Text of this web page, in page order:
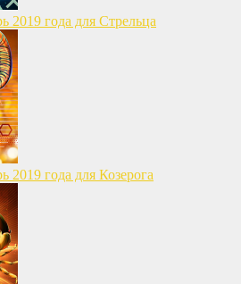
2019 года для Стрельца
2019 года для Козерога